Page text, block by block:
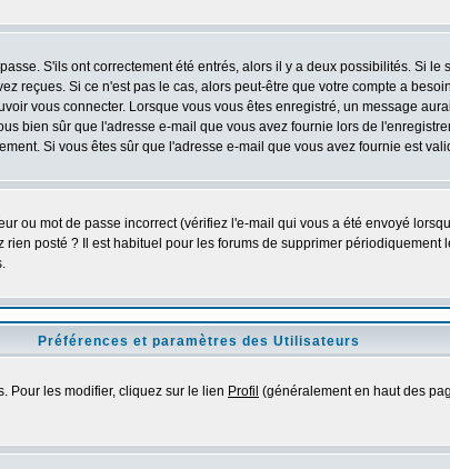
S'ils ont correctement été entrés, alors il y a deux possibilités. Si
reçues. Si ce n'est pas le cas, alors peut-être que votre compte a
vous connecter. Lorsque vous vous êtes enregistré, un message
bien sûr que l'adresse e-mail que vous avez fournie lors de
Si vous êtes sûr que l'adresse e-mail que vous avez fournie est
ou mot de passe incorrect (vérifiez l'e-mail qui vous a été envoyé
posté ? Il est habituel pour les forums de supprimer
Préférences et paramètres des Utilisateurs
Pour les modifier, cliquez sur le lien Profil (généralement en haut des